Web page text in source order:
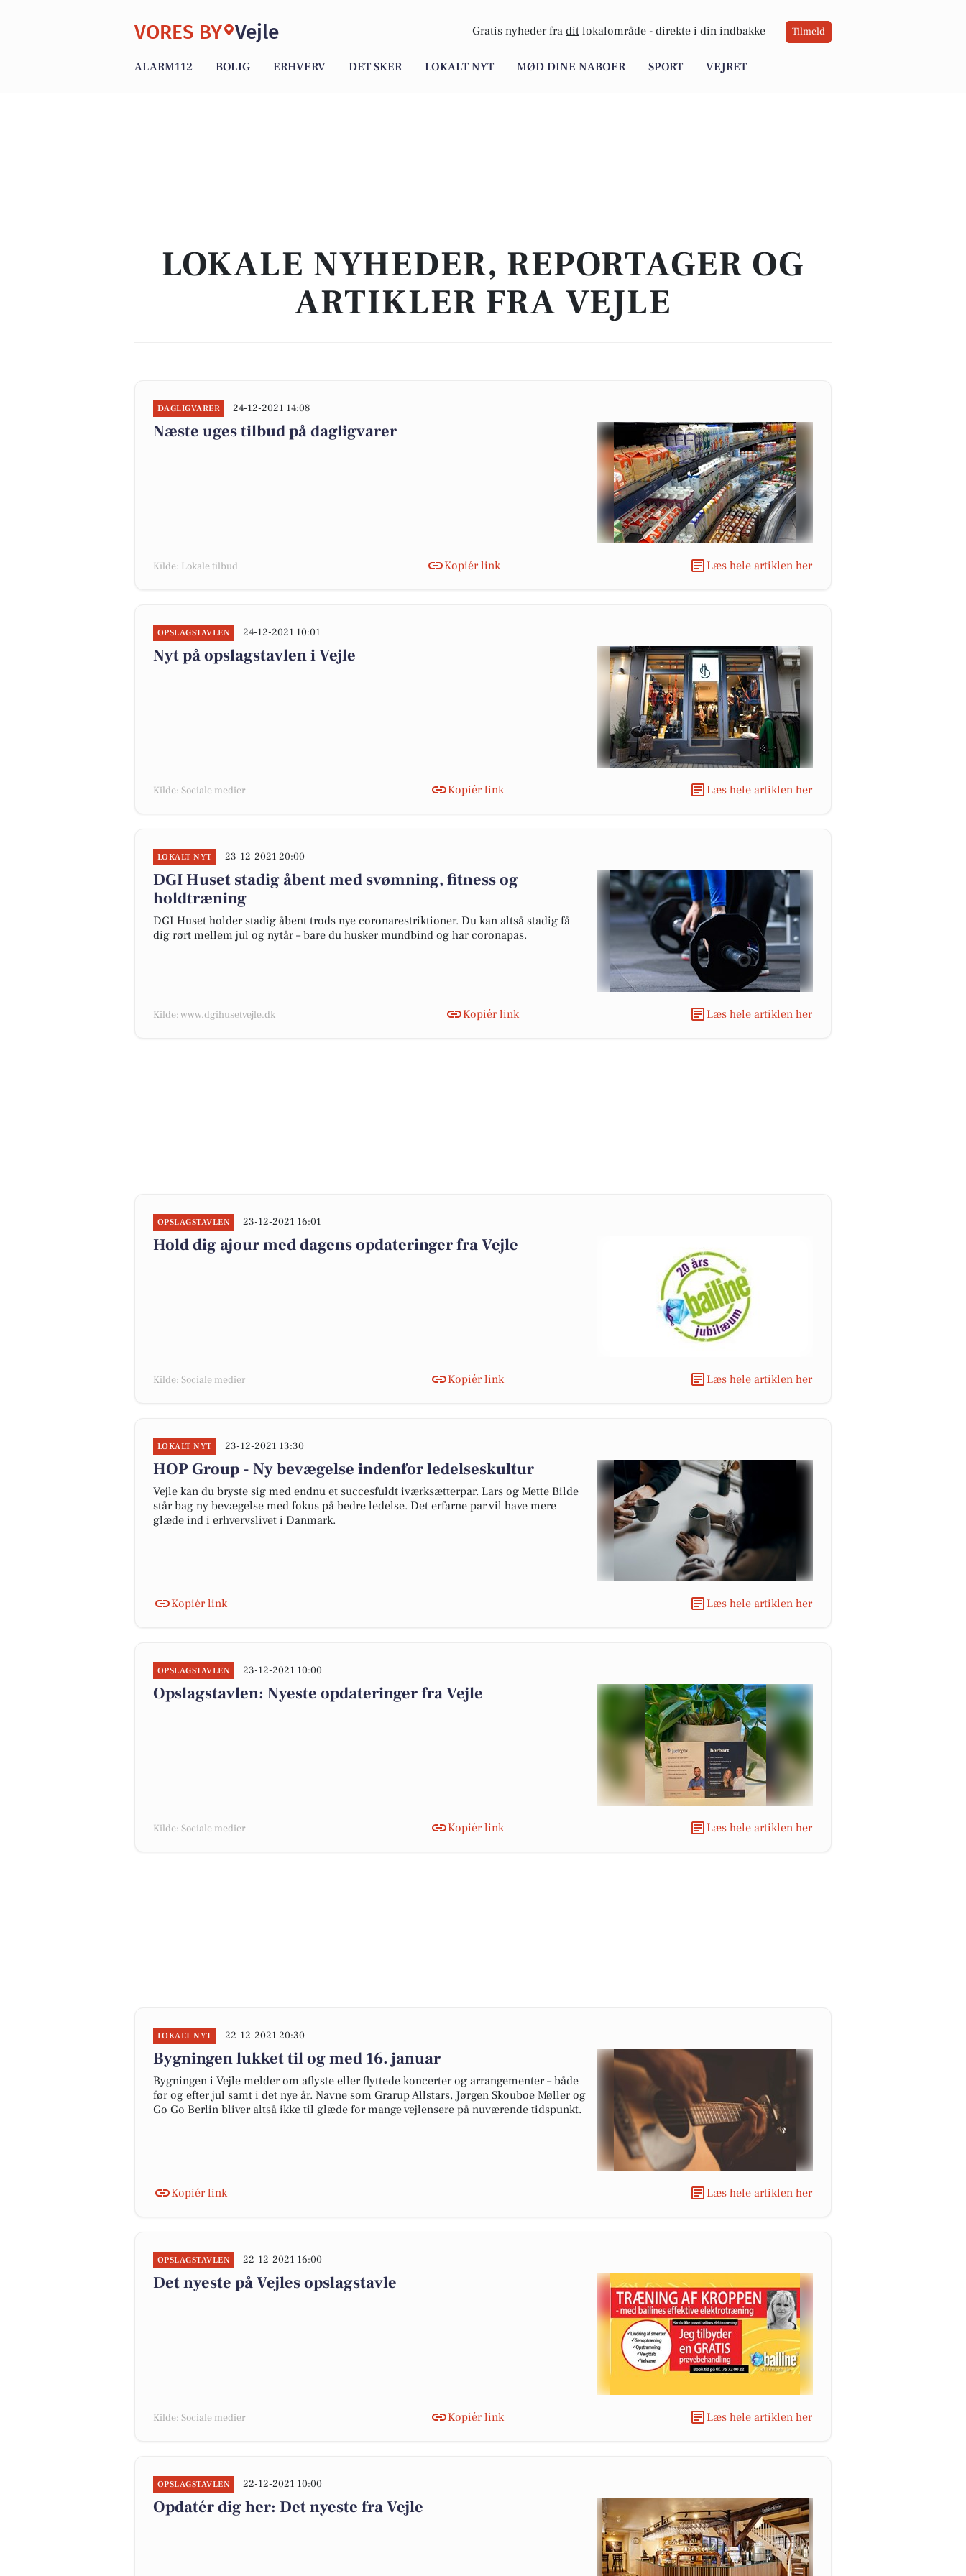
VORES BY Vejle Gratis nyheder fra dit lokalområde - direkte i din indbakke Tilmeld
ALARM112 BOLIG ERHVERV DET SKER LOKALT NYT MØD DINE NABOER SPORT VEJRET
LOKALE NYHEDER, REPORTAGER OG
ARTIKLER FRA VEJLE
DAGLIGVARER 24-12-2021 14:08
Næste uges tilbud på dagligvarer
Kilde: Lokale tilbud Kopiér link Læs hele artiklen her
OPSLAGSTAVLEN 24-12-2021 10:01
Nyt på opslagstavlen i Vejle
Kilde: Sociale medier Kopiér link Læs hele artiklen her
LOKALT NYT 23-12-2021 20:00
DGI Huset stadig åbent med svømning, fitness og
holdtræning
DGI Huset holder stadig åbent trods nye coronarestriktioner. Du kan altså stadig få
dig rørt mellem jul og nytår – bare du husker mundbind og har coronapas.
Kilde: www.dgihusetvejle.dk Kopiér link Læs hele artiklen her
OPSLAGSTAVLEN 23-12-2021 16:01
Hold dig ajour med dagens opdateringer fra Vejle
Kilde: Sociale medier Kopiér link Læs hele artiklen her
LOKALT NYT 23-12-2021 13:30
HOP Group - Ny bevægelse indenfor ledelseskultur
Vejle kan du bryste sig med endnu et succesfuldt iværksætterpar. Lars og Mette Bilde
står bag ny bevægelse med fokus på bedre ledelse. Det erfarne par vil have mere
glæde ind i erhvervslivet i Danmark.
Kopiér link Læs hele artiklen her
OPSLAGSTAVLEN 23-12-2021 10:00
Opslagstavlen: Nyeste opdateringer fra Vejle
Kilde: Sociale medier Kopiér link Læs hele artiklen her
LOKALT NYT 22-12-2021 20:30
Bygningen lukket til og med 16. januar
Bygningen i Vejle melder om aflyste eller flyttede koncerter og arrangementer – både
før og efter jul samt i det nye år. Navne som Grarup Allstars, Jørgen Skouboe Møller og
Go Go Berlin bliver altså ikke til glæde for mange vejlensere på nuværende tidspunkt.
Kopiér link Læs hele artiklen her
OPSLAGSTAVLEN 22-12-2021 16:00
Det nyeste på Vejles opslagstavle
Kilde: Sociale medier Kopiér link Læs hele artiklen her
OPSLAGSTAVLEN 22-12-2021 10:00
Opdatér dig her: Det nyeste fra Vejle